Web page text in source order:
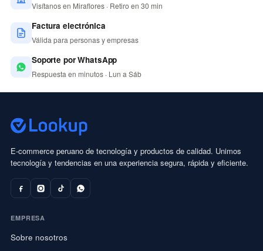
Visítanos en Miraflores · Retiro en 30 min
Factura electrónica
Válida para personas y empresas
Soporte por WhatsApp
Respuesta en minutos · Lun a Sáb
E-commerce peruano de tecnología y productos de calidad. Unimos
tecnología y tendencias en una experiencia segura, rápida y eficiente.
EMPRESA
Sobre nosotros